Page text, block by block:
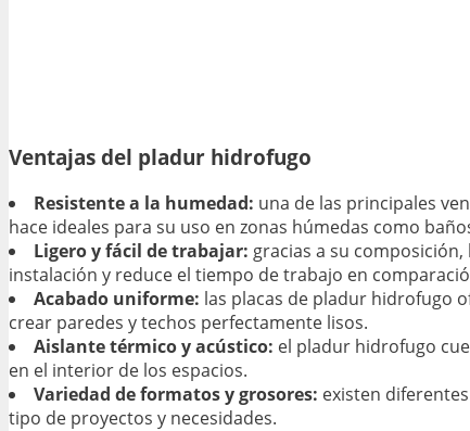
Ventajas del pladur hidrofugo
Resistente a la humedad: una de las principales
hace ideales para su uso en zonas húmedas como
Ligero y fácil de trabajar: gracias a su
instalación y reduce el tiempo de trabajo en
Acabado uniforme: las placas de pladur hidrofugo
crear paredes y techos perfectamente lisos.
Aislante térmico y acústico: el pladur hidrofugo
en el interior de los espacios.
Variedad de formatos y grosores: existen
tipo de proyectos y necesidades.